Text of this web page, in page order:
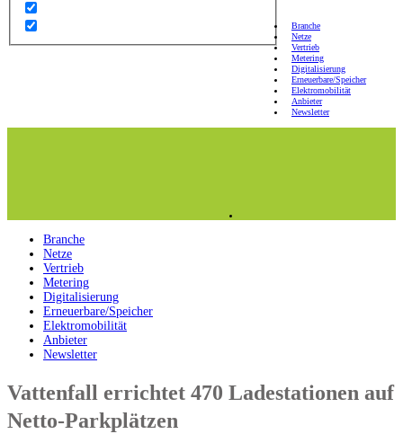
Branche
Netze
Vertrieb
Metering
Digitalisierung
Erneuerbare/Speicher
Elektromobilität
Anbieter
Newsletter
Branche
Netze
Vertrieb
Metering
Digitalisierung
Erneuerbare/Speicher
Elektromobilität
Anbieter
Newsletter
Vattenfall errichtet 470 Ladestationen auf
Netto-Parkplätzen